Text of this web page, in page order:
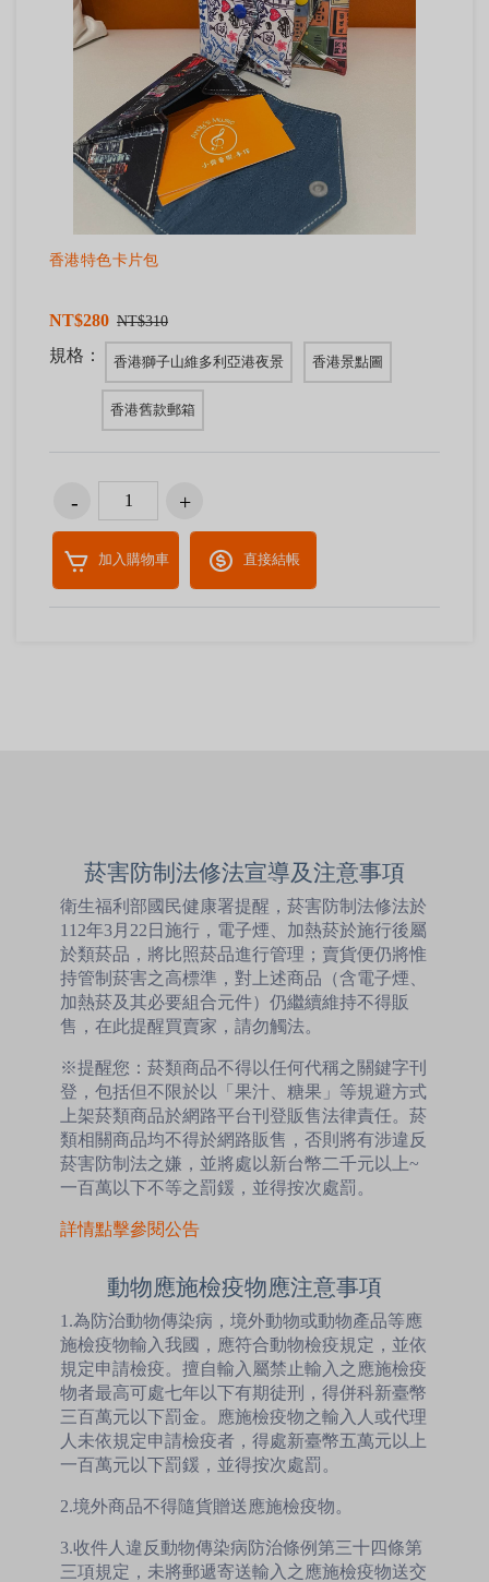
香港特色卡片包
NT$280 NT$310
規格： 香港獅子山維多利亞港夜景 香港景點圖
香港舊款郵箱
加入購物車 直接結帳
菸害防制法修法宣導及注意事項
衛生福利部國民健康署提醒，菸害防制法修法於
112年3月22日施行，電子煙、加熱菸於施行後屬
於類菸品，將比照菸品進行管理；賣貨便仍將惟
持管制菸害之高標準，對上述商品（含電子煙、
加熱菸及其必要組合元件）仍繼續維持不得販
售，在此提醒買賣家，請勿觸法。
※提醒您：菸類商品不得以任何代稱之關鍵字刊
登，包括但不限於以「果汁、糖果」等規避方式
上架菸類商品於網路平台刊登販售法律責任。菸
類相關商品均不得於網路販售，否則將有涉違反
菸害防制法之嫌，並將處以新台幣二千元以上~
一百萬以下不等之罰鍰，並得按次處罰。
詳情點擊參閱公告
動物應施檢疫物應注意事項
1.為防治動物傳染病，境外動物或動物產品等應
施檢疫物輸入我國，應符合動物檢疫規定，並依
規定申請檢疫。擅自輸入屬禁止輸入之應施檢疫
物者最高可處七年以下有期徒刑，得併科新臺幣
三百萬元以下罰金。應施檢疫物之輸入人或代理
人未依規定申請檢疫者，得處新臺幣五萬元以上
一百萬元以下罰鍰，並得按次處罰。
2.境外商品不得隨貨贈送應施檢疫物。
3.收件人違反動物傳染病防治條例第三十四條第
三項規定，未將郵遞寄送輸入之應施檢疫物送交